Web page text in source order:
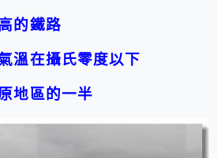
的鐵路
溫在攝氏零度以下
地區的一半